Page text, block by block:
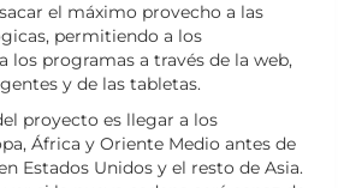
el máximo provecho a las
permitiendo a los
los programas a través de la web,
y de las tabletas.
proyecto es llegar a los
África y Oriente Medio antes de
Estados Unidos y el resto de Asia.